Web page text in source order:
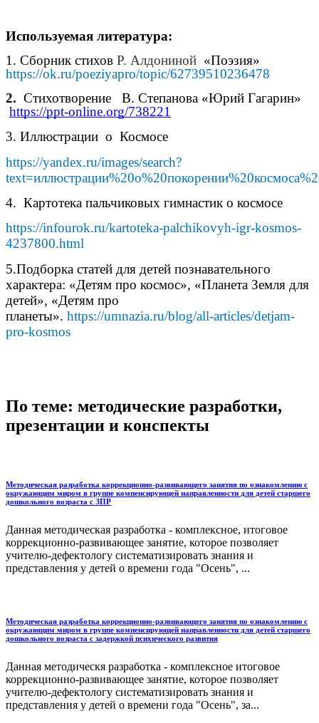
Используемая литература:
1. Сборник стихов Р. Алдониной «Поэзия»
https://ok.ru/poeziyapro/topic/62739510236478
2. Стихотворение В. Степанова «Юрий Гагарин»
https://ppt-online.org/738221
3. Иллюстрации о Космосе
https://yandex.ru/images/search?
4. Картотека пальчиковых гимнастик о космосе
https://infourok.ru/kartoteka-palchikovyh-igr-kosmos-
4237800.html
5.Подборка статей для детей познавательного
характера: «Детям про космос», «Планета Земля для
детей», «Детям про
планеты». https://umnazia.ru/blog/all-articles/detjam-
pro-kosmos
По теме: методические разработки,
презентации и конспекты
Методическая разработка коррекционно-развивающего занятия по ознакомлению с
окружающим миром в группе компенсирующей направленности для детей старшего
дошкольного возраста с ЗПР
Данная методическая разработка - комплексное, итоговое
коррекционно-развивающее занятие, которое позволяет
учителю-дефектологу систематизировать знания и
представления у детей о времени года "Осень", ...
Методическая разработка коррекционно-развивающего занятия по ознакомлению с
окружающим миром в группе компенсирующей направленности для детей старшего
дошкольного возраста с задержкой психического развития
Данная методическя разработка - комплексное итоговое
коррекционно-развивающее занятие, которое позволяет
учителю-дефектологу систематизировать знания и
представления у детей о времени года "Осень", за...